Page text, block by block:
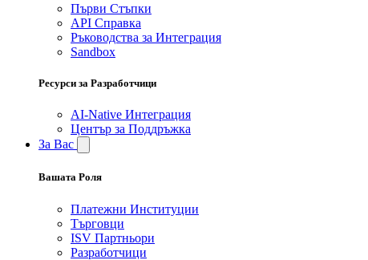
Първи Стъпки
API Справка
Ръководства за Интеграция
Sandbox
Ресурси за Разработчици
AI-Native Интеграция
Център за Поддръжка
За Вас
Вашата Роля
Платежни Институции
Търговци
ISV Партньори
Разработчици